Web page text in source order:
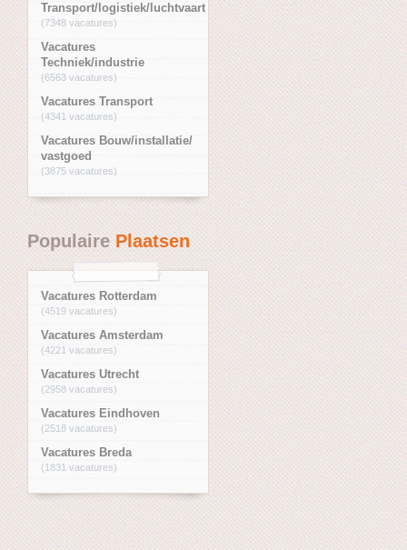
Transport/logistiek/luchtvaart
(7348 vacatures)
Vacatures
Techniek/industrie
(6563 vacatures)
Vacatures Transport
(4341 vacatures)
Vacatures Bouw/installatie/
vastgoed
(3875 vacatures)
PopulairePlaatsen
Vacatures Rotterdam
(4519 vacatures)
Vacatures Amsterdam
(4221 vacatures)
Vacatures Utrecht
(2958 vacatures)
Vacatures Eindhoven
(2518 vacatures)
Vacatures Breda
(1831 vacatures)